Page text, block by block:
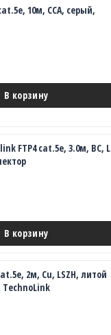
10м, CCA, серый,
В корзину
FTP4 cat.5е, 3.0м, BC,
В корзину
2м, Сu, LSZH, литой
TechnoLink